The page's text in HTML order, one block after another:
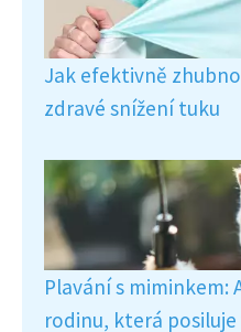
Jak efektivně
zdravé snížení tuku
Plavání s miminkem:
rodinu, která